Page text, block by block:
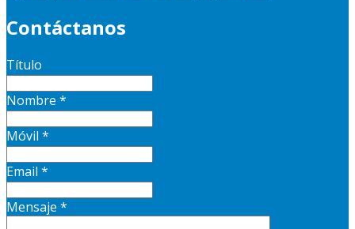
Contáctanos
Título
Nombre *
Móvil *
Email *
Mensaje *